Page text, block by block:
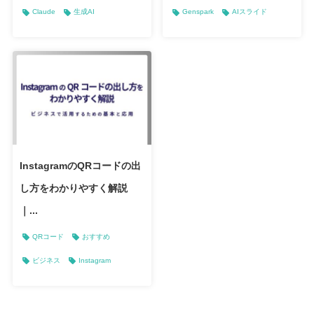
Claude 生成AI Genspark AIスライド
InstagramのQRコードの出
し方をわかりやすく解説
｜...
QRコード おすすめ
ビジネス Instagram